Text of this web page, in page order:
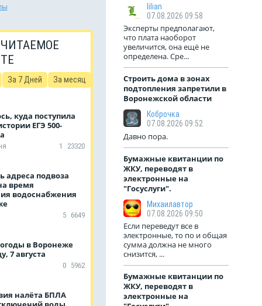
За 7 Дней За месяц
куда поступила
ЕГЭ 500-
1 23320
адреса подвоза
время
водоснабжения
5 6649
в Воронеже
7 августа
0 5962
налёта БПЛА
lilian
07.08.2026 09:58
Эксперты предполагают,
что плата наоборот
увеличится, она ещё не
определена. Сре...
Строить дома в зонах
подтопления запретили в
Воронежской области
Коброчка
07.08.2026 09:52
Давно пора.
Бумажные квитанции по
ЖКУ, переводят в
электронные на
"Госуслуги".
Михаилавтор
07.08.2026 09:50
Если переведут все в
электронные, то по и общая
сумма должна не много
снизится, ...
Бумажные квитанции по
ЖКУ, переводят в
электронные на